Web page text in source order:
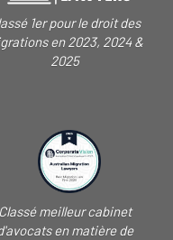
1er pour le droit des
en 2023, 2024 &
2025
Classé meilleur cabinet
en matière de